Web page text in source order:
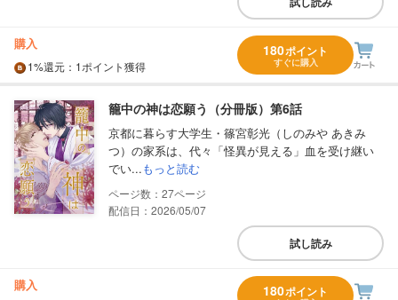
購入
1%還元 ：1ポイント獲得
180ポイント
すぐに購入
籠中の神は恋願う（分冊版）第6話
京都に暮らす大学生・篠宮彰光（しのみや あきみ
つ）の家系は、代々「怪異が見える」血を受け継い
でい...もっと読む
27
配信日：2026/05/07
試し読み
購入 180ポイント